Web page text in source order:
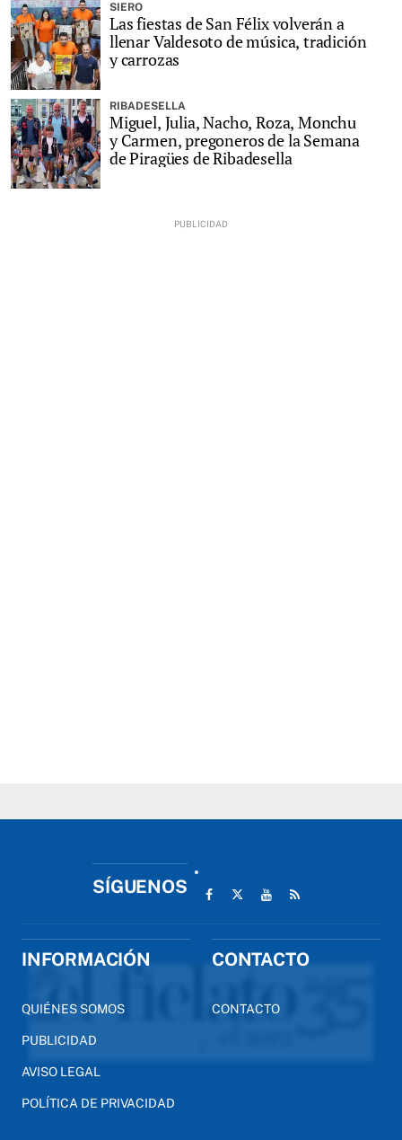
SIERO
Las fiestas de San Félix volverán a
llenar Valdesoto de música, tradición
y carrozas
RIBADESELLA
Miguel, Julia, Nacho, Roza, Monchu
y Carmen, pregoneros de la Semana
de Piragües de Ribadesella
SÍGUENOS
INFORMACIÓN
QUIÉNES SOMOS
PUBLICIDAD
AVISO LEGAL
POLÍTICA DE PRIVACIDAD
CONTACTO
CONTACTO